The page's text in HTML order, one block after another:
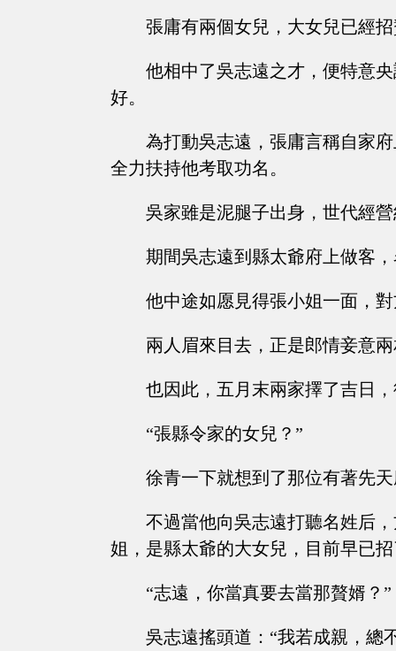
張庸有兩個女兒，大女兒已經
他相中了吳志遠之才，便特意
好。
為打動吳志遠，張庸言稱自家
全力扶持他考取功名。
吳家雖是泥腿子出身，世代經
期間吳志遠到縣太爺府上做客
他中途如愿見得張小姐一面，
兩人眉來目去，正是郎情妾意
也因此，五月末兩家擇了吉日
“張縣令家的女兒？”
徐青一下就想到了那位有著先
不過當他向吳志遠打聽名姓后
姐，是縣太爺的大女兒，目前早已
“志遠，你當真要去當那贅婿？”
吳志遠搖頭道：“我若成親，總